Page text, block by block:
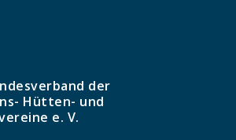
der
Hütten- und
e. V.